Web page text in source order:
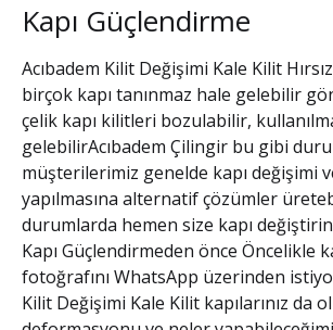
Kapı Güçlendirme
Acıbadem Kilit Değişimi Kale Kilit
birçok kapı tanınmaz hale gelebilir
çelik kapı kilitleri bozulabilir,
gelebilirAcıbadem Çilingir bu gibi
müşterilerimiz genelde kapı değişimi
yapılmasına alternatif çözümler
durumlarda hemen size kapı
Kapı Güçlendirmeden önce Öncelikle
fotoğrafını WhatsApp üzerinden
Kilit Değişimi Kale Kilit kapılarınız da